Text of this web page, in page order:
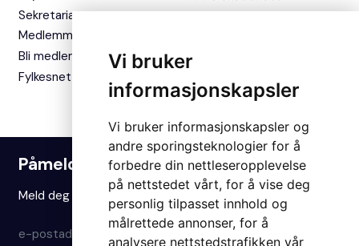
Vi bruker
informasjonskapsler
Vi bruker informasjonskapsler og
andre sporingsteknologier for å
forbedre din nettleseropplevelse
på nettstedet vårt, for å vise deg
personlig tilpasset innhold og
målrettede annonser, for å
analysere nettstedstrafikken vår
Sekretariatet
Medlemmer
Bli medlem
Fylkesnettverket
Påmelding nyhetsbrev
Meld deg på vårt nyhetsbrev for å holde deg oppdatert.
Meld på